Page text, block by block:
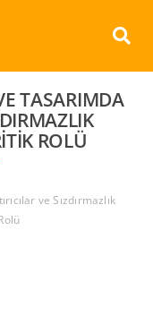
TASARIMDA
ROLÜ
ve Sızdırmazlık